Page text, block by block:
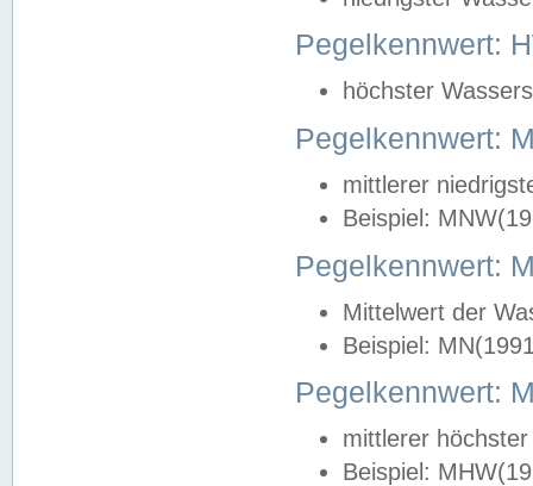
Pegelkennwert:
höchster
Pegelkennwert:
mittlerer
Beispiel:
Pegelkennwert:
Mittelwert der
Beispiel:
Pegelkennwert:
mittlerer
Beispiel: